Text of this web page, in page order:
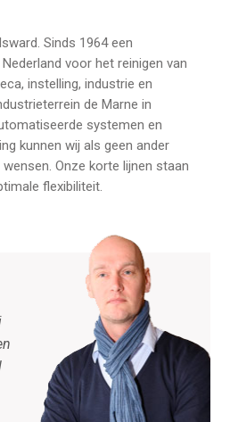
Sinds 1964 een
voor het reinigen van
instelling, industrie en
de Marne in
systemen en
kunnen wij als geen ander
Onze korte lijnen staan
flexibiliteit.